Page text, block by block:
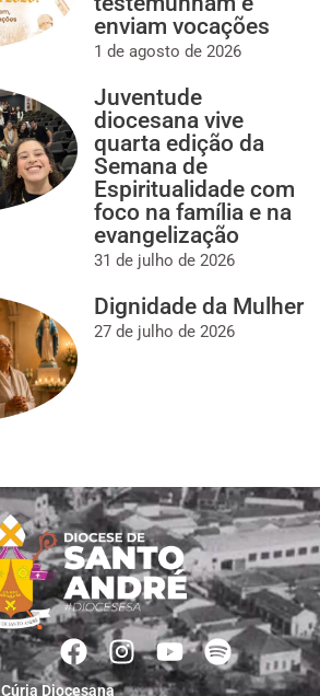
enviam vocações
1 de agosto de 2026
Juventude
diocesana vive
quarta edição da
Semana de
Espiritualidade com
foco na família e na
evangelização
31 de julho de 2026
Dignidade da Mulher
27 de julho de 2026
Cúria Diocesana